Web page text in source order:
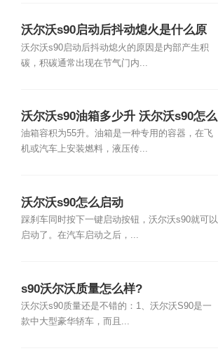
沃尔沃s90启动后抖动熄火是什么原
因？
沃尔沃s90启动后抖动熄火的原因是内部产生积
碳，积碳通常出现在节气门内...
沃尔沃s90油箱多少升 沃尔沃s90怎么
启动
油箱容积为55升。油箱是一种专用的容器，在飞
机或汽车上安装燃料，液压传...
沃尔沃s90怎么启动
踩刹车同时按下一键启动按钮，沃尔沃s90就可以
启动了。在汽车启动之后，...
s90沃尔沃质量怎么样?
沃尔沃s90质量还是不错的：1、沃尔沃S90是一
款中大型豪华轿车，而且...